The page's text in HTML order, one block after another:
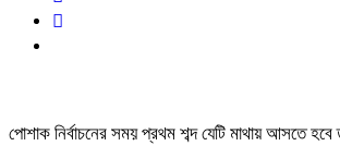
পোশাক নির্বাচনের সময় প্রথম শব্দ যেটি মাথায় আসতে